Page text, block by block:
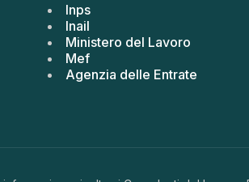
Inps
Inail
Ministero del Lavoro
Mef
Agenzia delle Entrate